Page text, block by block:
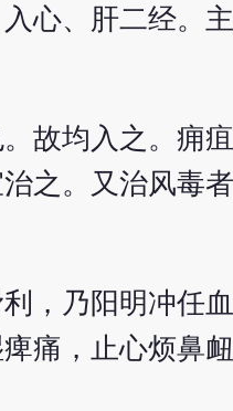
心、肝二经。
故均入之。痈
之。又治风毒
，乃阳明冲任
痛，止心烦鼻